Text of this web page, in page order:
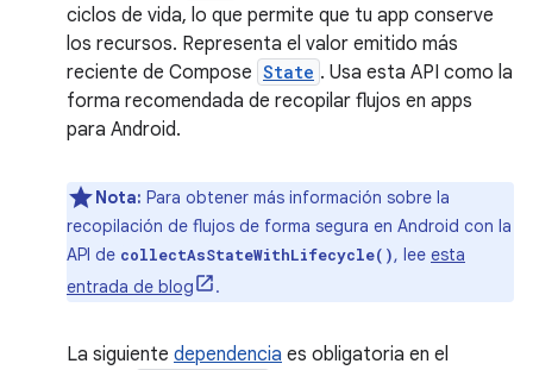
ciclos de vida, lo que permite que tu app conserve
los recursos. Representa el valor emitido más
reciente de Compose State . Usa esta API como la
forma recomendada de recopilar flujos en apps
para Android.
Nota: Para obtener más información sobre la
recopilación de flujos de forma segura en Android con la
API de collectAsStateWithLifecycle(), lee esta
entrada de blog
.
La siguiente dependencia es obligatoria en el